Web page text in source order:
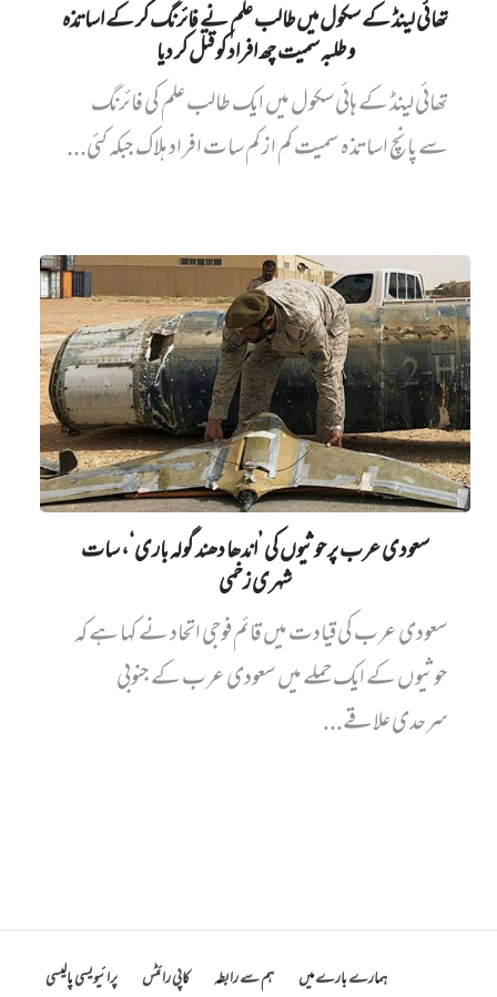
تھائی لینڈ کے سکول میں طالب علم نے فائرنگ کر کے اساتذہ
و طلبہ سمیت چھ افراد کو قتل کر دیا
تھائی لینڈ کے ہائی سکول میں ایک طالب علم کی فائرنگ
سے پانچ اساتذہ سمیت کم از کم سات افراد ہلاک جبکہ کئی...
سعودی عرب پر حوثیوں کی ’اندھا دھند گولہ باری‘، سات
شہری زخمی
سعودی عرب کی قیادت میں قائم فوجی اتحاد نے کہا ہے کہ
حوثیوں کے ایک حملے میں سعودی عرب کے جنوبی
سرحدی علاقے...
ہمارے بارے میں ہم سے رابطہ کاپی رائٹس پرائیویسی پالیسی